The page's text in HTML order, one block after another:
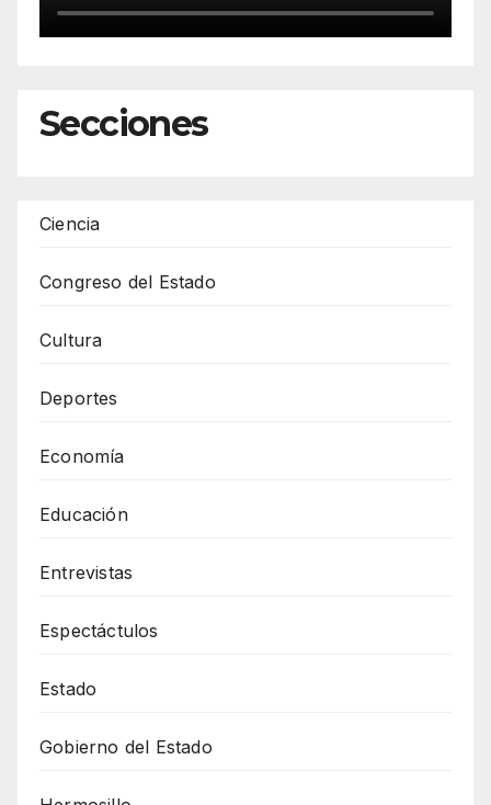
Secciones
Ciencia
Congreso del Estado
Cultura
Deportes
Economía
Educación
Entrevistas
Espectáctulos
Estado
Gobierno del Estado